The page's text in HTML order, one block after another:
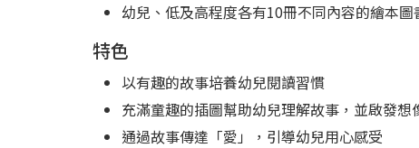
幼兒、低及高程度各有10冊不同內容的繪本
特色
以有趣的故事培養幼兒閱讀習慣
充滿童趣的插圖幫助幼兒理解故事，並啟發想
通過故事傳達「愛」，引導幼兒用心感受